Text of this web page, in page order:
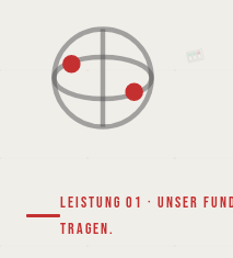
Leistung 01 · Unser
tragen.